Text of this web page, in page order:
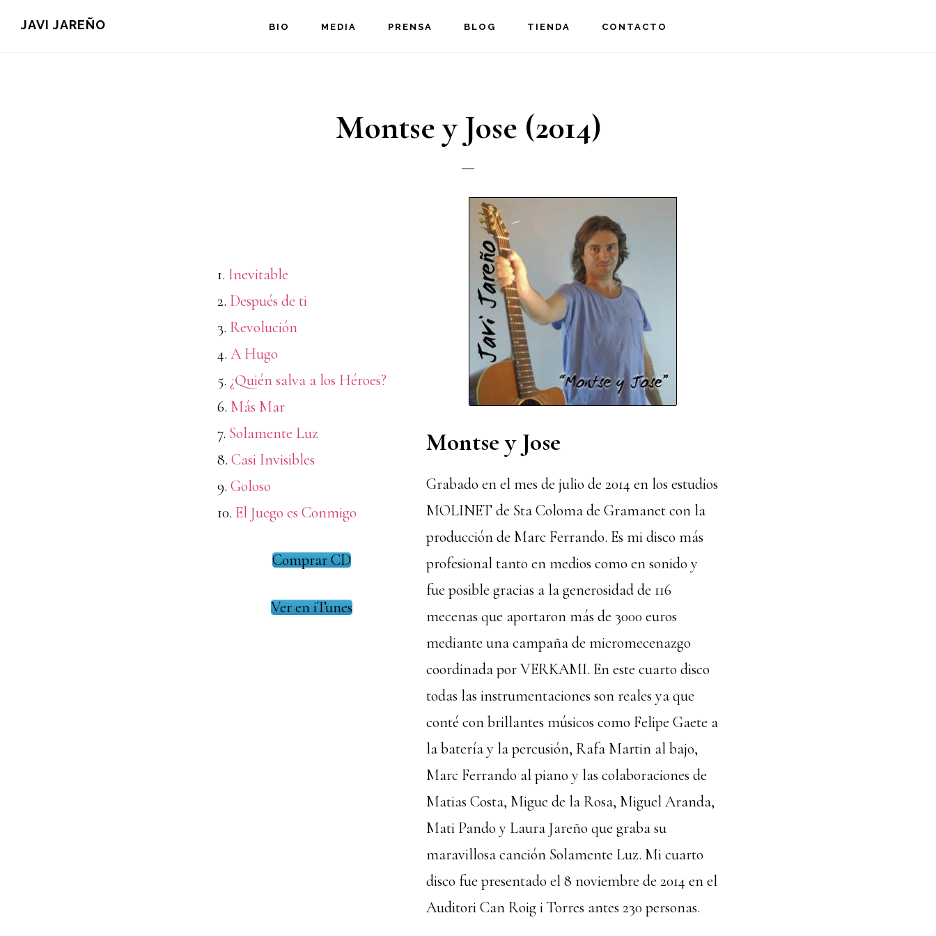
JAVI JAREÑO BIO MEDIA PRENSA BLOG TIENDA CONTACTO
Montse y Jose (2014)
1. Inevitable
2. Después de ti
3. Revolución
4. A Hugo
5. ¿Quién salva a los Héroes?
6. Más Mar
7. Solamente Luz
8. Casi Invisibles
9. Goloso
10. El Juego es Conmigo
Comprar CD
Ver en iTunes
Montse y Jose
Grabado en el mes de julio de 2014 en los estudios
MOLINET de Sta Coloma de Gramanet con la
producción de Marc Ferrando. Es mi disco más
profesional tanto en medios como en sonido y
fue posible gracias a la generosidad de 116
mecenas que aportaron más de 3000 euros
mediante una campaña de micromecenazgo
coordinada por VERKAMI. En este cuarto disco
todas las instrumentaciones son reales ya que
conté con brillantes músicos como Felipe Gaete a
la batería y la percusión, Rafa Martin al bajo,
Marc Ferrando al piano y las colaboraciones de
Matias Costa, Migue de la Rosa, Miguel Aranda,
Mati Pando y Laura Jareño que graba su
maravillosa canción Solamente Luz. Mi cuarto
disco fue presentado el 8 noviembre de 2014 en el
Auditori Can Roig i Torres antes 230 personas.